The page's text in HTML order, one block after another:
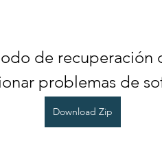
de recuperación
problemas de
Download Zip